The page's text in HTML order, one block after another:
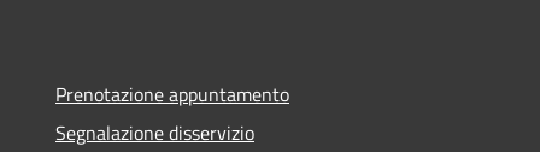
Prenotazione appuntamento
Segnalazione disservizio